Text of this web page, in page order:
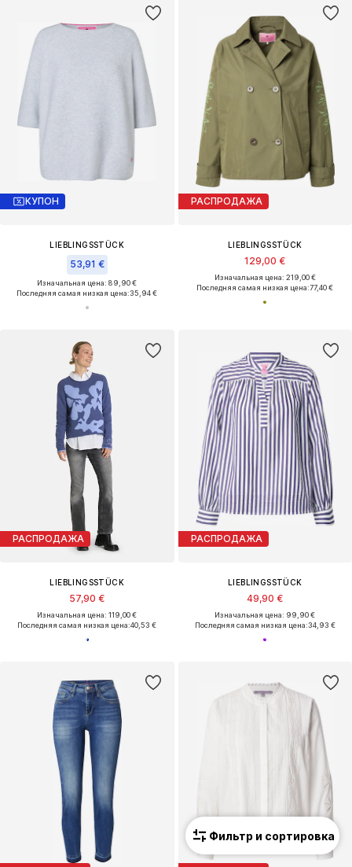
КУПОН
LIEBLINGSSTÜCK
53,91 €
Изначальная цена: 89,90 €
Последняя самая низкая цена:35,94 €
РАСПРОДАЖА
LIEBLINGSSTÜCK
129,00 €
Изначальная цена: 219,00 €
Последняя самая низкая цена:77,40 €
РАСПРОДАЖА
LIEBLINGSSTÜCK
57,90 €
Изначальная цена: 119,00 €
Последняя самая низкая цена:40,53 €
РАСПРОДАЖА
LIEBLINGSSTÜCK
49,90 €
Изначальная цена: 99,90 €
Последняя самая низкая цена:34,93 €
Фильтр и сортировка